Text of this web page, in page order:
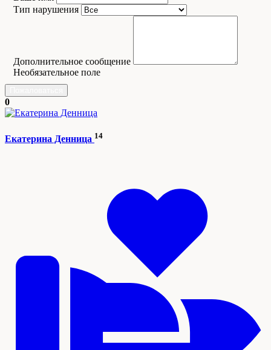
Тип нарушения
Дополнительное сообщение
Необязательное поле
0
Екатерина Денница 14